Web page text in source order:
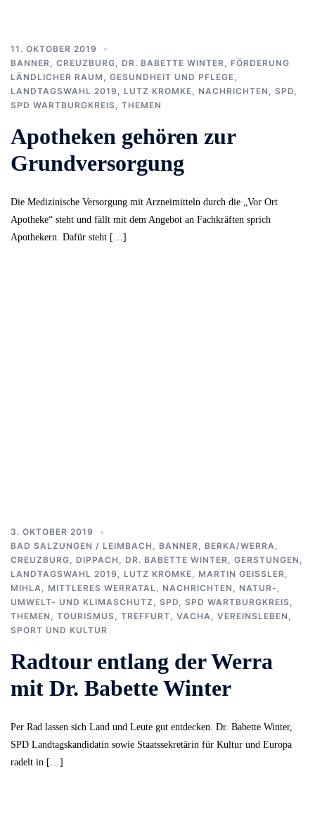
11. OKTOBER 2019
BANNER
CREUZBURG DR. BABETTE WINTER
FÖRDERUNG
LÄNDLICHER RAUM
GESUNDHEIT UND PFLEGE
LANDTAGSWAHL 2019
LUTZ KROMKE NACHRICHTEN SPD
SPD WARTBURGKREIS
THEMEN
Apotheken gehören zur
Grundversorgung
Die Medizinische Versorgung mit Arzneimitteln durch die „Vor Ort
Apotheke“ steht und fällt mit dem Angebot an Fachkräften sprich
Apothekern. Dafür steht […]
3. OKTOBER 2019
BAD SALZUNGEN / LEIMBACH , BANNER, BERKA/WERRA,
CREUZBURG, DIPPACH , DR. BABETTE WINTER, GERSTUNGEN ,
LANDTAGSWAHL 2019 , LUTZ KROMKE, MARTIN GEISSLER
,
MIHLA, MITTLERES WERRATAL, NACHRICHTEN , NATUR-,
UMWELT- UND KLIMASCHUTZ , SPD, SPD WARTBURGKREIS,
THEMEN , TOURISMUS, TREFFURT, VACHA, VEREINSLEBEN,
SPORT UND KULTUR
Radtour entlang der Werra
mit Dr. Babette Winter
Per Rad lassen sich Land und Leute gut entdecken. Dr. Babette Winter,
SPD Landtagskandidatin sowie Staatssekretärin für Kultur und Europa
radelt in […]